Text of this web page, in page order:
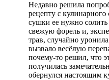
Недавно решила
рецепту с кулинарного
сушки ее нужно солить
свежую форель и,
трав, случайно
вызвало весёлую
почему-то решил, что
получилась
обернулся настоящим